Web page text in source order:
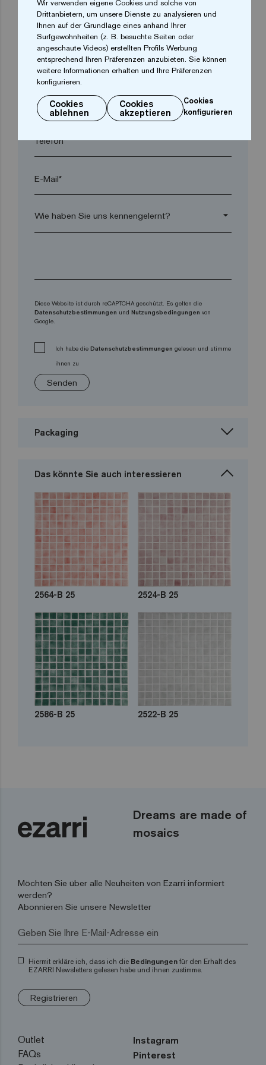
Ort*
Postleitzahl*
Telefon*
E-Mail*
arrow_drop_down
Diese Website ist durch reCAPTCHA geschützt. Es gelten die
Datenschutzbestimmungen und Nutzungsbedingungen von
Google.
Ich habe die Datenschutzbestimmungen gelesen und stimme
ihnen zu
Senden
Packaging
Das könnte Sie auch interessieren
2564-B 25 2524-B 25
2586-B 25 2522-B 25
Dreams are made of
mosaics
Möchten Sie über alle Neuheiten von Ezarri informiert
werden?
Abonnieren Sie unsere Newsletter
Hiermit erkläre ich, dass ich die Bedingungen für den Erhalt des
EZARRI Newsletters gelesen habe und ihnen zustimme.
Registrieren
Outlet
FAQs
Instagram
Pinterest
Wir verwenden eigene Cookies und solche von
Drittanbietern, um unsere Dienste zu analysieren und
Ihnen auf der Grundlage eines anhand Ihrer
Surfgewohnheiten (z. B. besuchte Seiten oder
angeschaute Videos) erstellten Profils Werbung
entsprechend Ihren Präferenzen anzubieten. Sie können
weitere Informationen erhalten und Ihre Präferenzen
konfigurieren.
Cookies
ablehnen
Cookies
akzeptieren
Cookies
konfigurieren